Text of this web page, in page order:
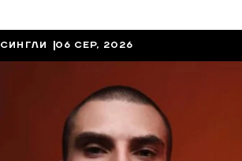
СИНГЛИ 06 СЕР, 2026